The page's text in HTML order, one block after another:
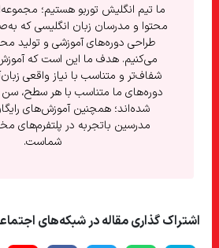
ما تیم انگلیش توربو هستیم؛
محتوا و مدرسان زبان انگلیسی که
طراحی دوره‌های آموزشی و تولید
می‌کنیم. هدف ما این است که آموزش
شفاف‌تر و متناسب با نیاز واقعی
دوره‌های ما متناسب با هر سطح، سن
شده‌اند؛ همچنین آموزش‌های
مدرسین باتجربه در پلتفرم‌های
شماست.
اشتراک گذاری مقاله در شبکه‌های